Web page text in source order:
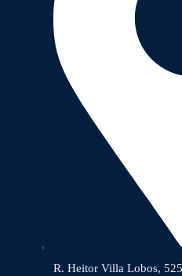
R. Heitor Villa Lobos,